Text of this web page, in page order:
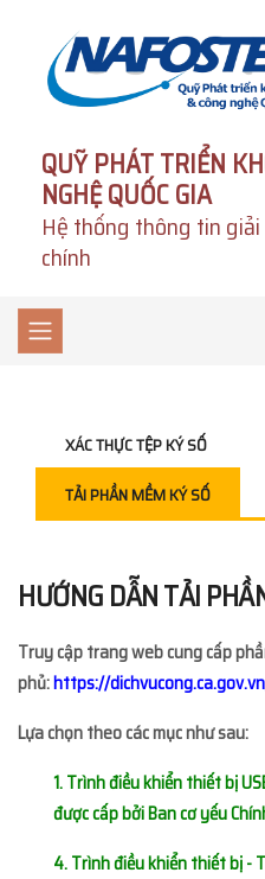
QUỸ PHÁT TRIỂN
NGHỆ QUỐC GIA
Hệ thống thông tin
chính
XÁC THỰC TỆP KÝ SỐ
TẢI PHẦN MỀM KÝ SỐ
HƯỚNG DẪN TẢI
Truy cập trang web cung cấp
phủ:https://
Lựa chọn theo các mục như sau:
1. Trình điều khiển thiết bị
được cấp bởi Ban cơ yếu
4. Trình điều khiển thiết bị -